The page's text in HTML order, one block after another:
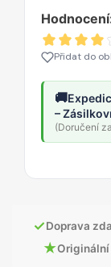
Přidat do
🚚
–
(Doručení
✓Doprava
★Originální